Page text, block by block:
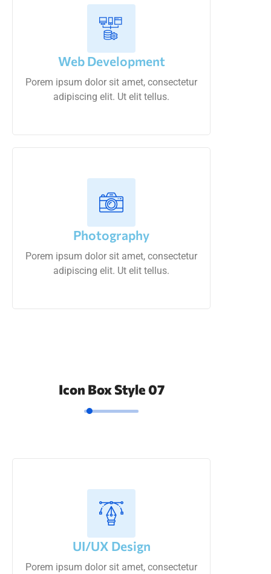
Web Development
Porem ipsum dolor sit amet, consectetur
adipiscing elit. Ut elit tellus.
Photography
Porem ipsum dolor sit amet, consectetur
adipiscing elit. Ut elit tellus.
Icon Box Style 07
UI/UX Design
Porem ipsum dolor sit amet, consectetur